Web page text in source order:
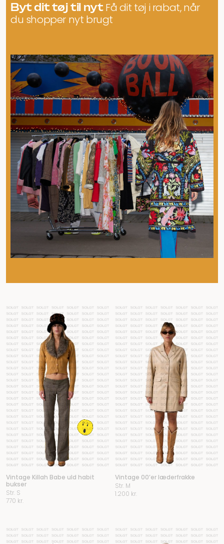
Byt dit tøj til nytFå dit tøj i rabat, når
du shopper nyt brugt
Vintage Killah Babe uld habit
bukser
Str. S
770 kr.
Vintage 00’er læderfrakke
Str. M
1.200 kr.